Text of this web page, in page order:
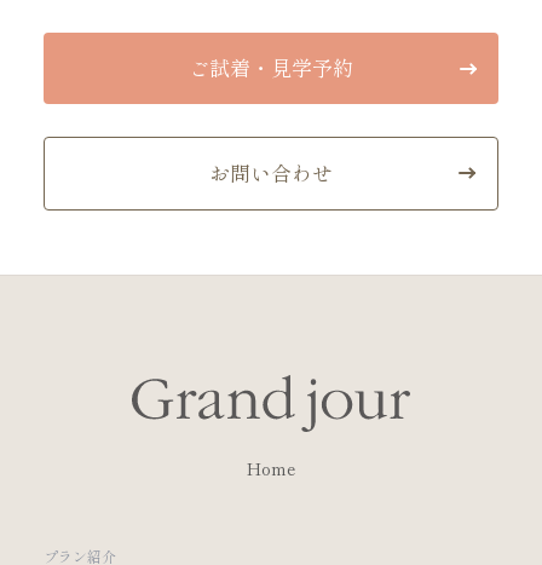
ご試着・見学予約
お問い合わせ
Home
プラン紹介